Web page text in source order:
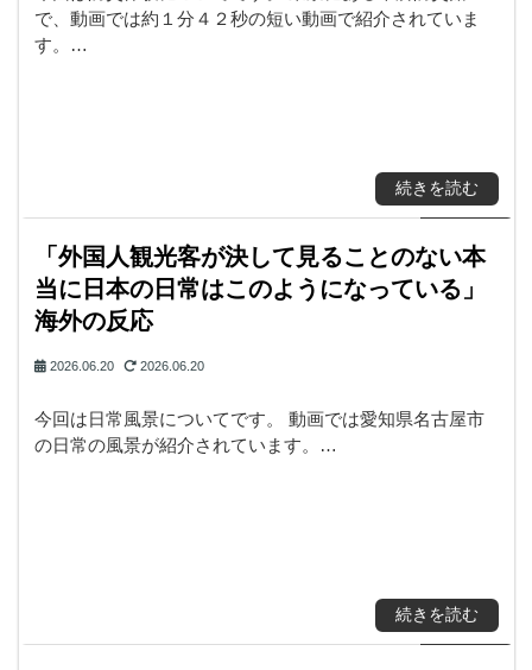
で、動画では約１分４２秒の短い動画で紹介されていま
す。…
続きを読む
「外国人観光客が決して見ることのない本
当に日本の日常はこのようになっている」
海外の反応
2026.06.20 2026.06.20
今回は日常風景についてです。 動画では愛知県名古屋市
の日常の風景が紹介されています。…
続きを読む